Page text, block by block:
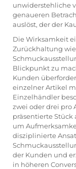
unwiderstehliche
genaueren
auslöst, der der
Die Wirksamkeit
Zurückhaltung
Blickpunkt zu
Kunden
einzelner Artikel
Einzelhändler
zwei oder drei pro
präsentierte Stück
um
disziplinierte
der Kunden und
in höheren